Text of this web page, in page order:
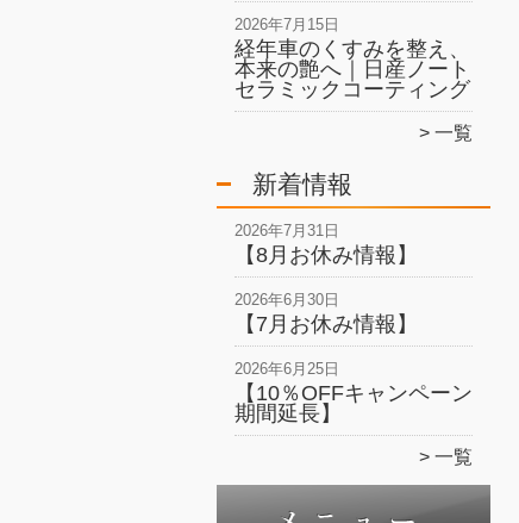
2026年7月15日
経年車のくすみを整え、
本来の艶へ｜日産ノート
セラミックコーティング
一覧
新着情報
2026年7月31日
【8月お休み情報】
2026年6月30日
【7月お休み情報】
2026年6月25日
【10％OFFキャンペーン
期間延長】
一覧